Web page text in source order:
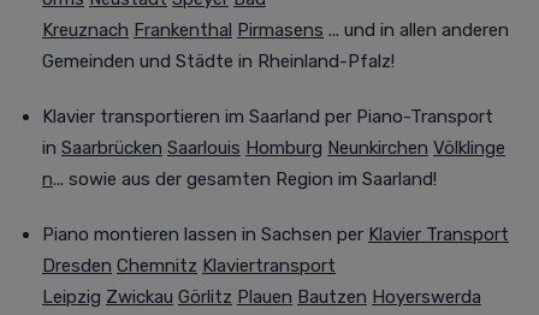
Kreuznach Frankenthal Pirmasens ... und in allen anderen
Gemeinden und Städte in Rheinland-Pfalz!
Klavier transportieren im Saarland per Piano-Transport
in Saarbrücken Saarlouis Homburg Neunkirchen Völklinge
n... sowie aus der gesamten Region im Saarland!
Piano montieren lassen in Sachsen per Klavier Transport
Dresden Chemnitz Klaviertransport
Leipzig Zwickau Görlitz Plauen Bautzen Hoyerswerda